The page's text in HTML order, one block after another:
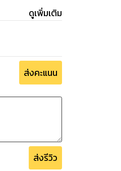
ดูเพิ่มเติม
ส่งคะแนน
ส่งรีวิว